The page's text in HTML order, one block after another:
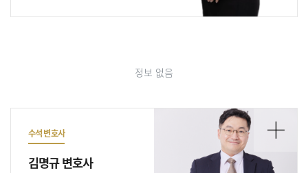
정보 없음
수석 변호사
김명규 변호사